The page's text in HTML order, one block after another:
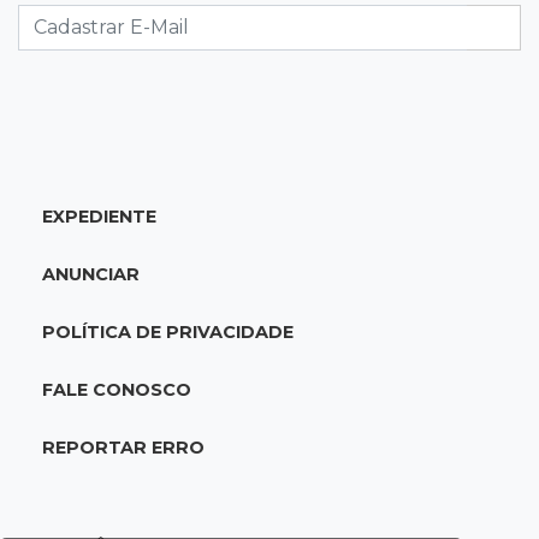
economia de MS, diz Gerson Claro
16:54Eleições 2026
desafia projeto que Reinaldo põe à prova
16:52Eleições 2026
Reinaldo e a engenharia de um projeto para
EXPEDIENTE
ANUNCIAR
POLÍTICA DE PRIVACIDADE
FALE CONOSCO
REPORTAR ERRO